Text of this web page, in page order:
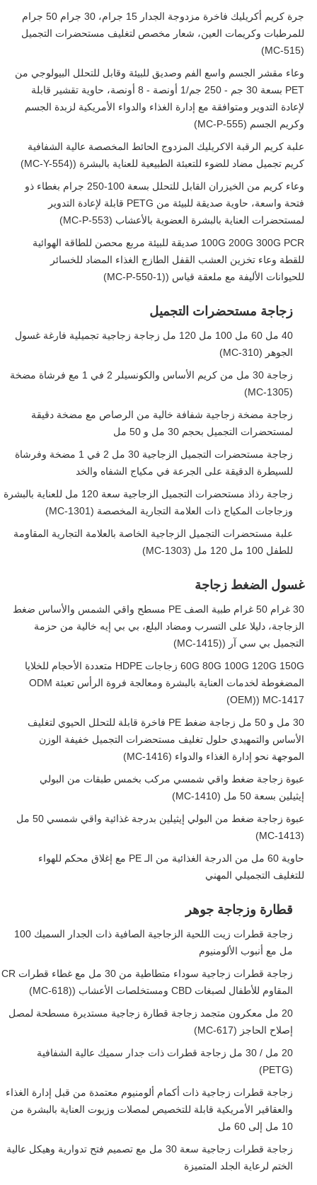
جرة كريم أكريليك فاخرة مزدوجة الجدار 15 جرام، 30 جرام 50 جرام
للمرطبات وكريمات العين، شعار مخصص لتغليف مستحضرات التجميل
(MC-515)
وعاء مقشر الجسم واسع الفم وصديق للبيئة وقابل للتحلل البيولوجي من
PET بسعة 30 جم - 250 جم/1 أونصة - 8 أونصة، حاوية تقشير قابلة
لإعادة التدوير ومتوافقة مع إدارة الغذاء والدواء الأمريكية لزبدة الجسم
وكريم الجسم (MC-P-555)
علبة كريم الرقبة الاكريليك المزدوج الحائط المخصصة عالية الشفافية
كريم تجميل مضاد للضوء للتعبئة الطبيعية للعناية بالبشرة ((MC-Y-554)
وعاء كريم من الخيزران القابل للتحلل بسعة 100-250 جرام بغطاء ذو ​​
فتحة واسعة، حاوية صديقة للبيئة من PETG قابلة لإعادة التدوير
لمستحضرات العناية بالبشرة العضوية بالأعشاب (MC-P-553)
100G 200G 300G PCR صديقة للبيئة مربع محصن للطاقة الهوائية
للقطة وعاء تخزين العشب القفل الطازج الغذاء المضاد للخسائر
للحيوانات الأليفة مع ملعقة قياس ((MC-P-550-1)
زجاجة مستحضرات التجميل
40 مل 60 مل 100 مل 120 مل زجاجة زجاجية تجميلية فارغة غسول
الجوهر (MC-310)
زجاجة 30 مل من كريم الأساس والكونسيلر 2 في 1 مع فرشاة مضخة
(MC-1305)
زجاجة مضخة زجاجية شفافة خالية من الرصاص مع مضخة دقيقة
لمستحضرات التجميل بحجم 30 مل و 50 مل
زجاجة مستحضرات التجميل الزجاجية 30 مل 2 في 1 مضخة وفرشاة
للسيطرة الدقيقة على الجرعة في مكياج الشفاه والخد
زجاجة رذاذ مستحضرات التجميل الزجاجية سعة 120 مل للعناية بالبشرة
وزجاجات المكياج ذات العلامة التجارية المخصصة (MC-1301)
علبة مستحضرات التجميل الزجاجية الخاصة بالعلامة التجارية المقاومة
للطفل 100 مل 120 مل (MC-1303)
غسول الضغط زجاجة
30 غرام 50 غرام طبية الصف PE مسطح واقي الشمس والأساس ضغط
الزجاجة، دليلا على التسرب ومضاد البلع، بي بي إيه خالية من حزمة
التجميل بي سي آر ((MC-1415)
60G 80G 100G 120G 150G زجاجات HDPE متعددة الأحجام للخلايا
المضغوطة لخدمات العناية بالبشرة ومعالجة فروة الرأس تعبئة ODM
OEM)) MC-1417)
30 مل و 50 مل زجاجة ضغط PE فاخرة قابلة للتحلل الحيوي لتغليف
الأساس والتمهيدي حلول تغليف مستحضرات التجميل خفيفة الوزن
الموجهة نحو إدارة الغذاء والدواء (MC-1416)
عبوة زجاجة ضغط واقي شمسي مركب بخمس طبقات من البولي
إيثيلين بسعة 50 مل (MC-1410)
عبوة زجاجة ضغط من البولي إيثيلين بدرجة غذائية واقي شمسي 50 مل
(MC-1413)
حاوية 60 مل من الدرجة الغذائية من الـ PE مع إغلاق محكم للهواء
للتغليف التجميلي المهني
قطارة وزجاجة جوهر
زجاجة قطرات زيت اللحية الزجاجية الصافية ذات الجدار السميك 100
مل مع أنبوب الألومنيوم
زجاجة قطرات زجاجية سوداء متطاطية من 30 مل مع غطاء قطرات CR
المقاوم للأطفال لصبغات CBD ومستخلصات الأعشاب ((MC-618)
20 مل معكرون متجمد زجاجة قطارة زجاجية مستديرة مسطحة لمصل
إصلاح الحاجز (MC-617)
20 مل / 30 مل زجاجة قطرات ذات جدار سميك عالية الشفافية
(PETG)
زجاجة قطرات زجاجية ذات أكمام ألومنيوم معتمدة من قبل إدارة الغذاء
والعقاقير الأمريكية قابلة للتخصيص لمصلات وزيوت العناية بالبشرة من
10 مل إلى 60 مل
زجاجة قطرات زجاجية سعة 30 مل مع تصميم فتح تدوارية وهيكل عالية
الختم لرعاية الجلد المتميزة